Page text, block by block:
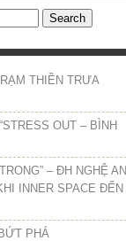
THIỀN TRƯA
OUT – BÌNH
– ĐH NGHỆ AN
INNER SPACE ĐẾN
PHÁ